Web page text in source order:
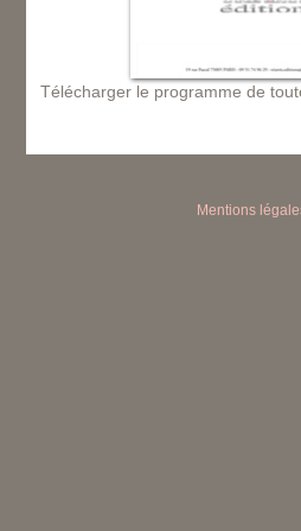
Télécharger le programme de
Mentions